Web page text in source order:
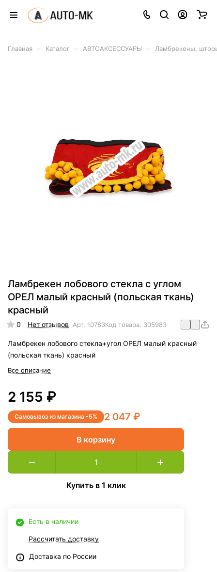
Главная Каталог АВТОАКСЕССУАРЫ Ламбрекены,
Ламбрекен лобового стекла с углом
ОРЕЛ малый красный (польская ткань)
красный
0 Нет отзывов Арт. 10783Код товара. 305983
Ламбрекен лобового стекла+угол ОРЕЛ малый красный
(польская ткань) красный
Все описание
2 155 ₽
Самовывоз из магазина -5% 2 047 ₽
В корзину
Купить в 1 клик
Есть в наличии
Рассчитать доставку
Доставка по России